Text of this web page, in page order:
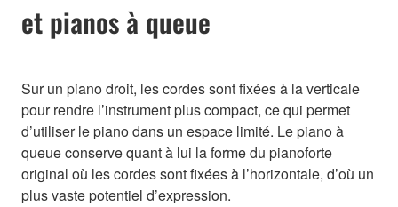
et pianos à queue
Sur un piano droit, les cordes sont fixées à la verticale
pour rendre l’instrument plus compact, ce qui permet
d’utiliser le piano dans un espace limité. Le piano à
queue conserve quant à lui la forme du pianoforte
original où les cordes sont fixées à l’horizontale, d’où un
plus vaste potentiel d’expression.